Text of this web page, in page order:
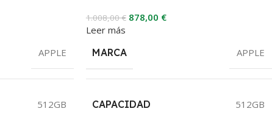
APPLE
512GB
1.008,00€ 878,00 €
Leer más
MARCA
APPLE
CAPACIDAD 512GB